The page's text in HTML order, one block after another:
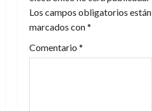
ó
n
Los campos obligatorios están
marcados con*
Comentario *